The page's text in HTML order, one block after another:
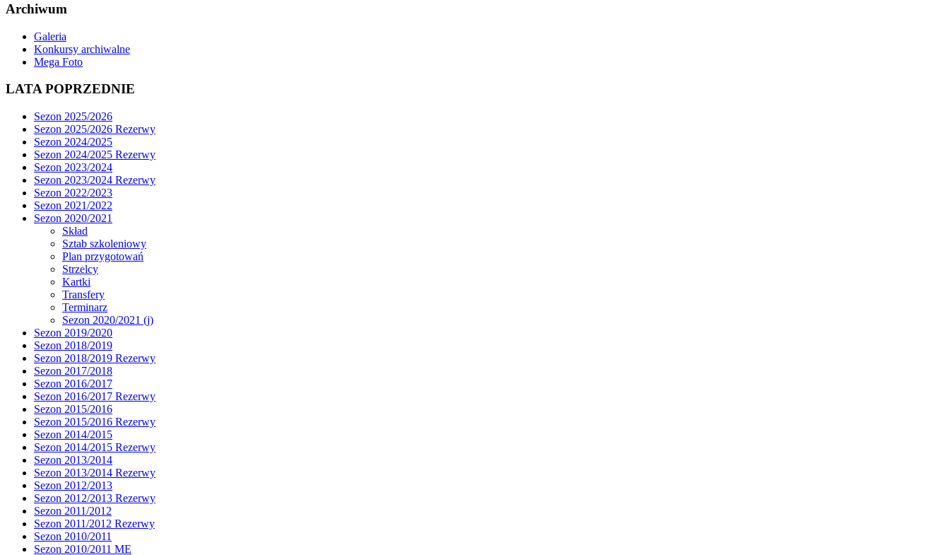
Archiwum
Galeria
Konkursy archiwalne
Mega Foto
LATA POPRZEDNIE
Sezon 2025/2026
Sezon 2025/2026 Rezerwy
Sezon 2024/2025
Sezon 2024/2025 Rezerwy
Sezon 2023/2024
Sezon 2023/2024 Rezerwy
Sezon 2022/2023
Sezon 2021/2022
Sezon 2020/2021
Skład
Sztab szkoleniowy
Plan przygotowań
Strzelcy
Kartki
Transfery
Terminarz
Sezon 2020/2021 (j)
Sezon 2019/2020
Sezon 2018/2019
Sezon 2018/2019 Rezerwy
Sezon 2017/2018
Sezon 2016/2017
Sezon 2016/2017 Rezerwy
Sezon 2015/2016
Sezon 2015/2016 Rezerwy
Sezon 2014/2015
Sezon 2014/2015 Rezerwy
Sezon 2013/2014
Sezon 2013/2014 Rezerwy
Sezon 2012/2013
Sezon 2012/2013 Rezerwy
Sezon 2011/2012
Sezon 2011/2012 Rezerwy
Sezon 2010/2011
Sezon 2010/2011 ME